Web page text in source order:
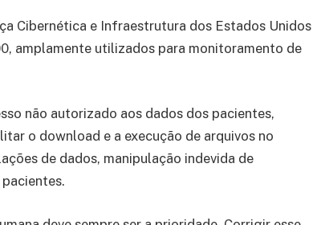
Cibernética e Infraestrutura dos Estados Unidos
amplamente utilizados para monitoramento de
não autorizado aos dados dos pacientes,
o download e a execução de arquivos no
de dados, manipulação indevida de